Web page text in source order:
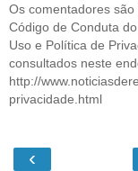
Os comentadores
Código de Conduta
Uso e Política de
consultados neste
http://
privacidade.html
‹